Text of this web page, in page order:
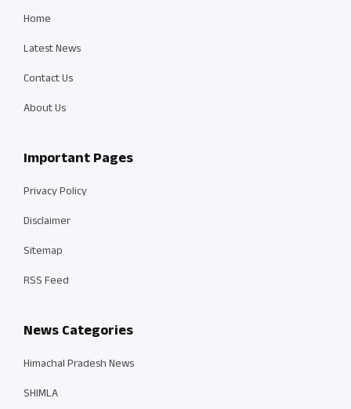
Home
Latest News
Contact Us
About Us
Important Pages
Privacy Policy
Disclaimer
Sitemap
RSS Feed
News Categories
Himachal Pradesh News
SHIMLA